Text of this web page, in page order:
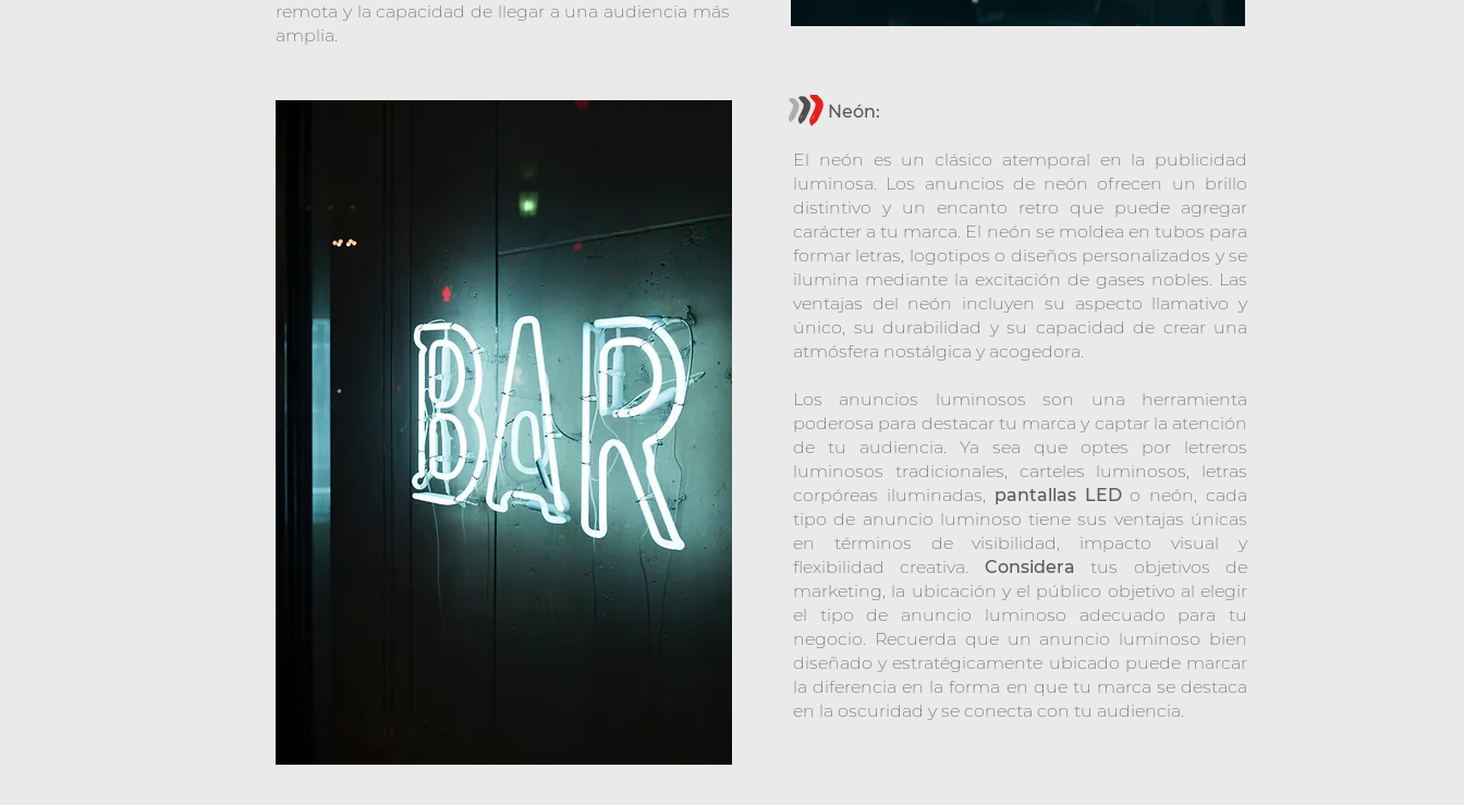
remota y la capacidad de llegar a una audiencia más
amplia.
Neón:
El neón es un clásico atemporal en la publicidad
luminosa. Los anuncios de neón ofrecen un brillo
distintivo y un encanto retro que puede agregar
carácter a tu marca. El neón se moldea en tubos para
formar letras, logotipos o diseños personalizados y se
ilumina mediante la excitación de gases nobles. Las
ventajas del neón incluyen su aspecto llamativo y
único, su durabilidad y su capacidad de crear una
atmósfera nostálgica y acogedora.
Los anuncios luminosos son una herramienta
poderosa para destacar tu marca y captar la atención
de tu audiencia. Ya sea que optes por letreros
luminosos tradicionales, carteles luminosos, letras
corpóreas iluminadas, pantallas LEDo neón, cada
tipo de anuncio luminoso tiene sus ventajas únicas
en términos de visibilidad, impacto visual y
flexibilidad creativa. Considera tus objetivos de
marketing, la ubicación y el público objetivo al elegir
el tipo de anuncio luminoso adecuado para tu
negocio. Recuerda que un anuncio luminoso bien
diseñado y estratégicamente ubicado puede marcar
la diferencia en la forma en que tu marca se destaca
en la oscuridad y se conecta con tu audiencia.